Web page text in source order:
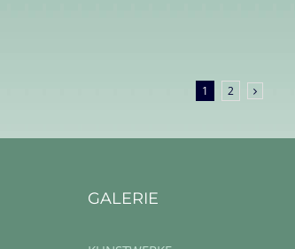
1 2
GALERIE